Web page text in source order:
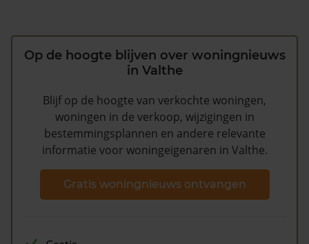
Op de hoogte blijven over woningnieuws
in Valthe
Blijf op de hoogte van verkochte woningen,
woningen in de verkoop, wijzigingen in
bestemmingsplannen en andere relevante
informatie voor woningeigenaren in Valthe.
Gratis woningnieuws ontvangen